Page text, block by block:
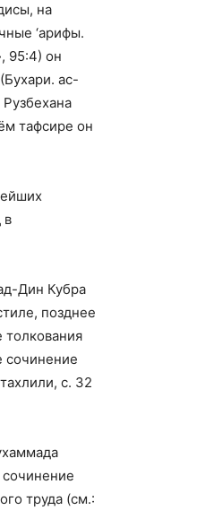
на
‘арифы.
95:4) он
ас-
тафсире он
в
Дин Кубра
позднее
толкования
сочинение
с. 32
сочинение
труда (см.: